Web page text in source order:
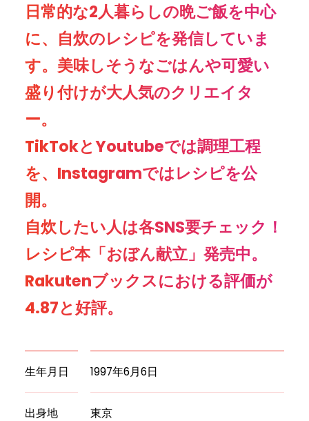
日常的な2人暮らしの晩ご飯を中心
に、自炊のレシピを発信していま
す。美味しそうなごはんや可愛い
盛り付けが大人気のクリエイタ
ー。
TikTokとYoutubeでは調理工程
を、Instagramではレシピを公
開。
自炊したい人は各SNS要チェック！
レシピ本「おぼん献立」発売中。
Rakutenブックスにおける評価が
4.87と好評。
生年月日 1997年6月6日
出身地 東京